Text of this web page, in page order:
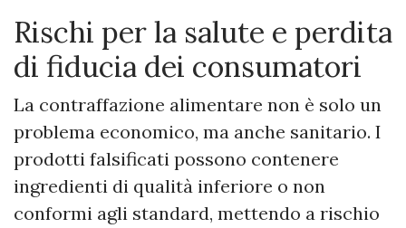
Rischi per la salute e perdita
di fiducia dei consumatori
La contraffazione alimentare non è solo un
problema economico, ma anche sanitario. I
prodotti falsificati possono contenere
ingredienti di qualità inferiore o non
conformi agli standard, mettendo a rischio